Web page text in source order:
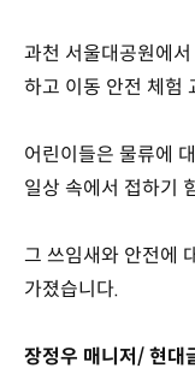
과천 서울대공원에
하고 이동 안전 체험
어린이들은 물류에
일상 속에서 접하기
그 쓰임새와 안전에
가졌습니다.
장정우 매니저/ 현대